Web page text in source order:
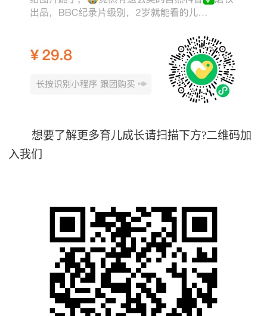
想要了解更多育儿成长请扫描下方?️二维码加
入我们